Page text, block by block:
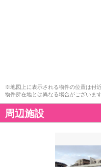
※地図上に表示される物件の位置は付
物件所在地とは異なる場合がございます
周辺施設